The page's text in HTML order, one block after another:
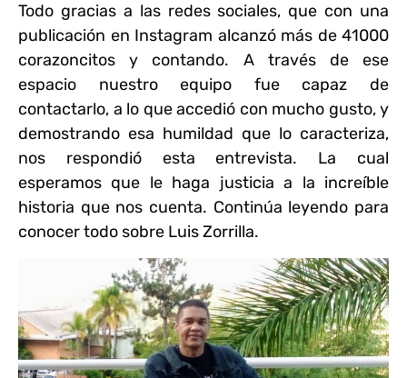
Todo gracias a las redes sociales, que con una
publicación en Instagram alcanzó más de 41000
corazoncitos y contando. A través de ese
espacio nuestro equipo fue capaz de
contactarlo, a lo que accedió con mucho gusto, y
demostrando esa humildad que lo caracteriza,
nos respondió esta entrevista. La cual
esperamos que le haga justicia a la increíble
historia que nos cuenta. Continúa leyendo para
conocer todo sobre Luis Zorrilla.